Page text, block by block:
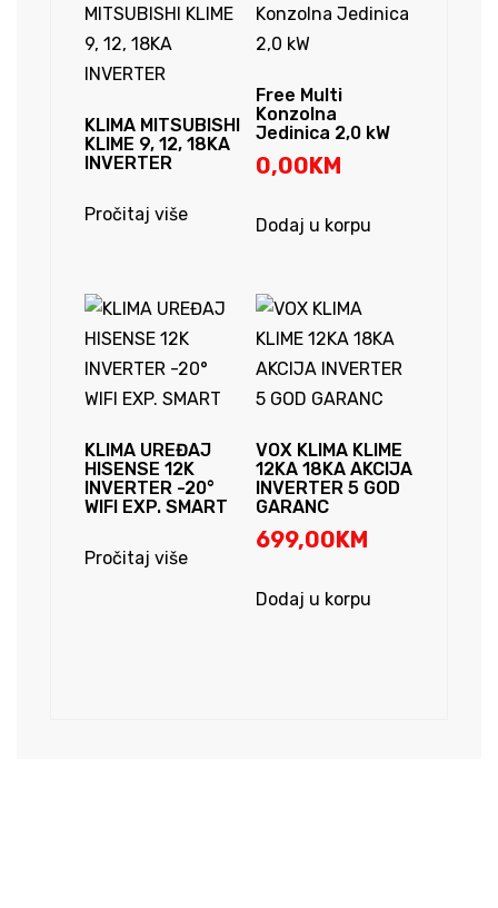
KLIMA MITSUBISHI
KLIME 9, 12, 18KA
INVERTER
Pročitaj više
Free Multi
Konzolna
Jedinica 2,0 kW
0,00KM
Dodaj u korpu
KLIMA UREĐAJ
HISENSE 12K
INVERTER -20°
WIFI EXP. SMART
Pročitaj više
VOX KLIMA KLIME
12KA 18KA AKCIJA
INVERTER 5 GOD
GARANC
699,00KM
Dodaj u korpu